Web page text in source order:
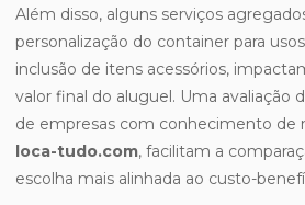
Além disso, alguns serviços
personalização do container para
inclusão de itens acessórios,
valor final do aluguel. Uma avaliação
de empresas com conhecimento de
loca-tudo.com, facilitam a
escolha mais alinhada ao custo-